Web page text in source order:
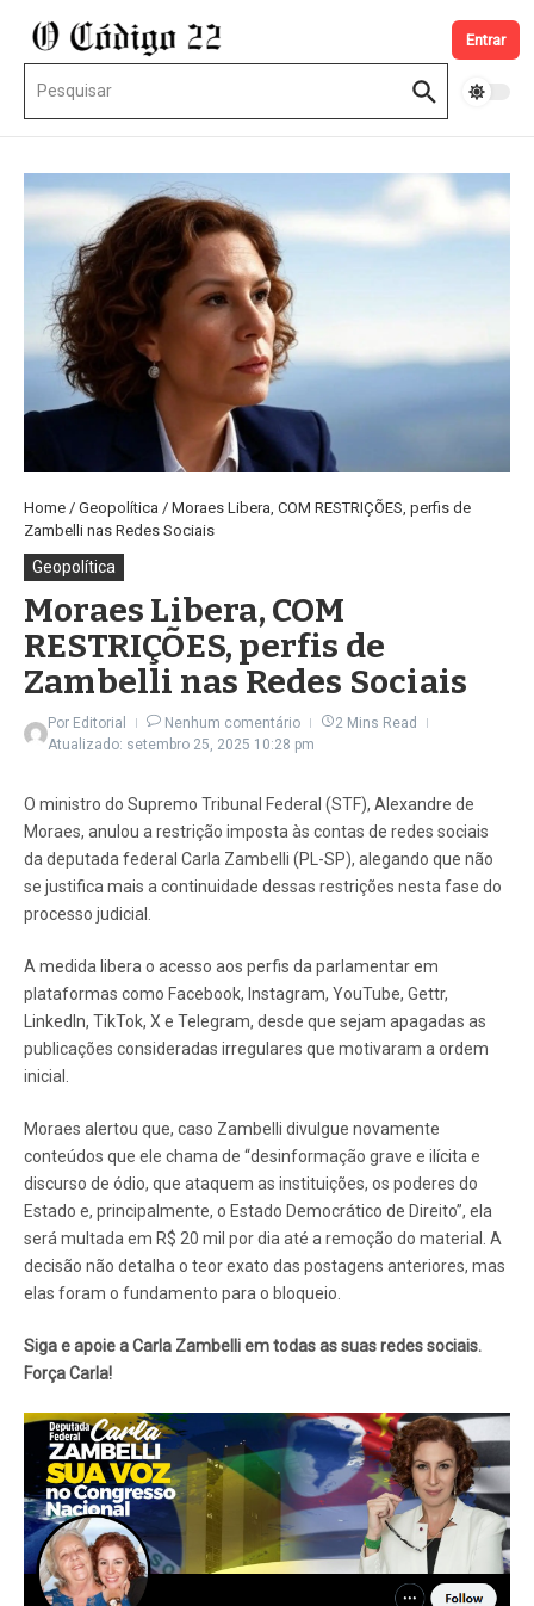
Entrar
Home / Geopolítica / Moraes Libera, COM RESTRIÇÕES, perfis de
Zambelli nas Redes Sociais
Geopolítica
Moraes Libera, COM
RESTRIÇÕES, perfis de
Zambelli nas Redes Sociais
Por Editorial Nenhum comentário
2 Mins Read
Atualizado: setembro 25, 2025 10:28 pm
O ministro do Supremo Tribunal Federal (STF), Alexandre de
Moraes, anulou a restrição imposta às contas de redes sociais
da deputada federal Carla Zambelli (PL-SP), alegando que não
se justifica mais a continuidade dessas restrições nesta fase do
processo judicial.
A medida libera o acesso aos perfis da parlamentar em
plataformas como Facebook, Instagram, YouTube, Gettr,
LinkedIn, TikTok, X e Telegram, desde que sejam apagadas as
publicações consideradas irregulares que motivaram a ordem
inicial.
Moraes alertou que, caso Zambelli divulgue novamente
conteúdos que ele chama de “desinformação grave e ilícita e
discurso de ódio, que ataquem as instituições, os poderes do
Estado e, principalmente, o Estado Democrático de Direito”, ela
será multada em R$ 20 mil por dia até a remoção do material. A
decisão não detalha o teor exato das postagens anteriores, mas
elas foram o fundamento para o bloqueio.
Siga e apoie a Carla Zambelli em todas as suas redes sociais.
Força Carla!